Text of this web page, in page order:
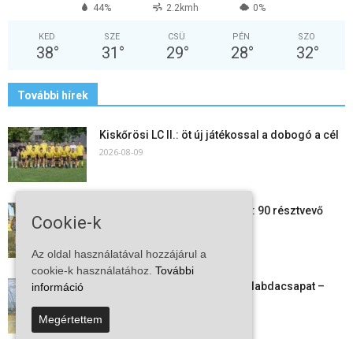
44% 2.2kmh 0%
KED
38°
SZE
31 °
CSÜ
29°
PÉN
28°
SZO
32°
További hírek
Kiskőrösi LC II.: öt új játékossal a dobogó a cél
2026-08-09
24 órás futás a Vadkerti-tónál: 90 résztvevő
1180 kilométert teljesített
Megszűnt a kiskőrösi női kézilabdacsapat –
2026-08-08
Cookie-k
Az oldal használatával hozzájárul a
cookie-k használatához. További
információ
Megértettem